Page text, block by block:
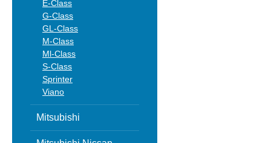
E-Class
G-Class
GL-Class
M-Class
Ml-Class
S-Class
Sprinter
Viano
Mitsubishi